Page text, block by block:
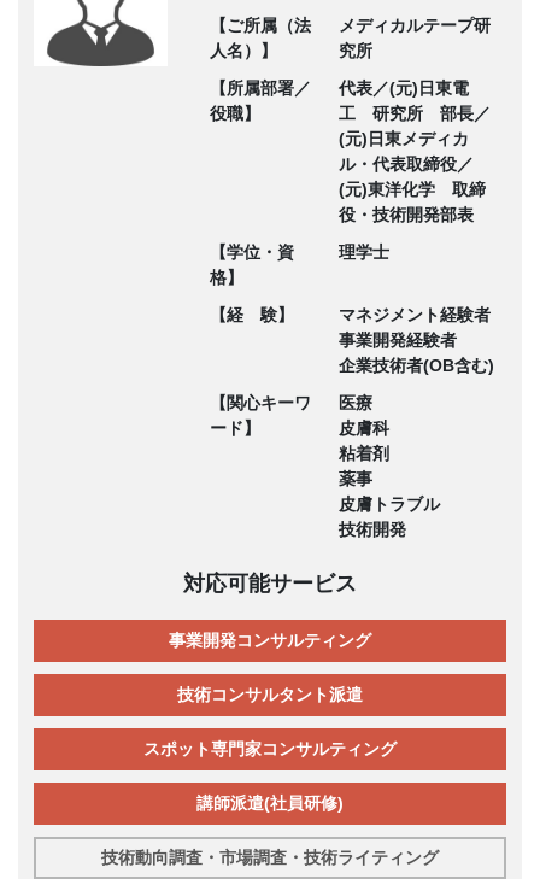
【ご所属（法
人名）】
メディカルテープ研
究所
【所属部署／
役職】
代表／(元)日東電
工 研究所 部長／
(元)日東メディカ
ル・代表取締役／
(元)東洋化学 取締
役・技術開発部表
【学位・資
格】
理学士
【経 験】
マネジメント経験者
事業開発経験者
企業技術者(OB含む)
【関心キーワ
ード】
医療
皮膚科
粘着剤
薬事
皮膚トラブル
技術開発
対応可能サービス
事業開発コンサルティング
技術コンサルタント派遣
スポット専門家コンサルティング
講師派遣(社員研修)
技術動向調査・市場調査・技術ライティング